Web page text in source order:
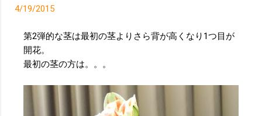
4/19/2015
第2弾的な茎は最初の茎よりさら背が高くなり1つ目が
開花。
最初の茎の方は。。。